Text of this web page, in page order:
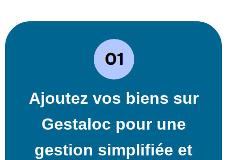
Ajoutez vos biens sur
Gestaloc pour une
gestion simplifiée et